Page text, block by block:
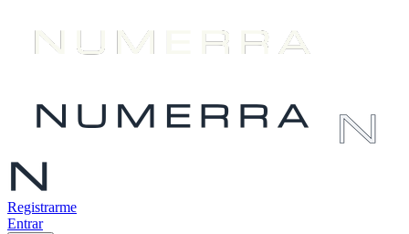
Registrarme
Entrar